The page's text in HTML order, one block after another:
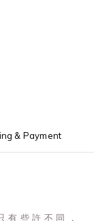
& Payment
有些許不同，